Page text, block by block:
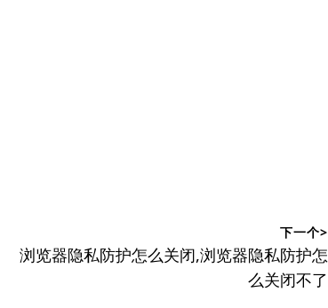
下一个>
下
浏览器隐私防护怎么关闭,浏览器隐私防护怎
么关闭不了